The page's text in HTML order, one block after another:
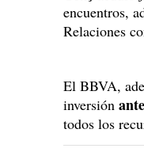
encuentros,
Relaciones
El BBVA,
inversión
todos los